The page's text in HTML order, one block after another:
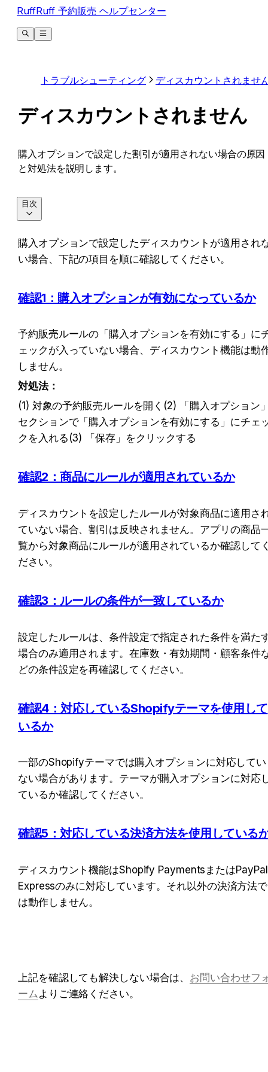
RuffRuff 予約販売 ヘルプセンター
トラブルシューティング ディスカウントされませ
ディスカウントされません
購入オプションで設定した割引が適用されない場合の原因
と対処法を説明します。
購入オプションで設定したディスカウントが適用され
い場合、下記の項目を順に確認してください。
確認1：購入オプションが有効になっているか
予約販売ルールの「購入オプションを有効にする」に
ェックが入っていない場合、ディスカウント機能は動
しません。
対処法：
(1) 対象の予約販売ルールを開く(2) 「購入オプション
セクションで「購入オプションを有効にする」にチェ
クを入れる(3) 「保存」をクリックする
確認2：商品にルールが適用されているか
ディスカウントを設定したルールが対象商品に適用さ
ていない場合、割引は反映されません。アプリの商品
覧から対象商品にルールが適用されているか確認して
ださい。
確認3：ルールの条件が一致しているか
設定したルールは、条件設定で指定された条件を満た
場合のみ適用されます。在庫数・有効期間・顧客条件
どの条件設定を再確認してください。
確認4：対応しているShopifyテーマを使用して
いるか
一部のShopifyテーマでは購入オプションに対応してい
ない場合があります。テーマが購入オプションに対応
ているか確認してください。
確認5：対応している決済方法を使用している
ディスカウント機能はShopify PaymentsまたはPayPal
Expressのみに対応しています。それ以外の決済方法で
は動作しません。
上記を確認しても解決しない場合は、 お問い合わせフ
ーム よりご連絡ください。
目次